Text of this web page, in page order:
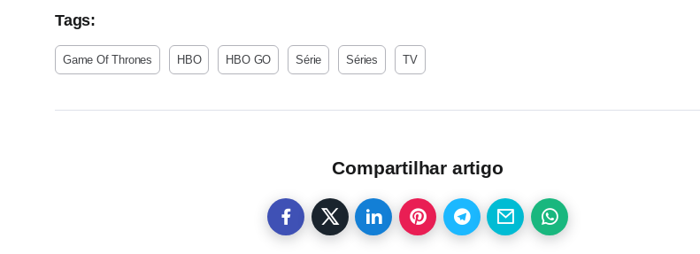
Tags:
Game Of Thrones HBO HBO GO Série Séries TV
Compartilhar artigo